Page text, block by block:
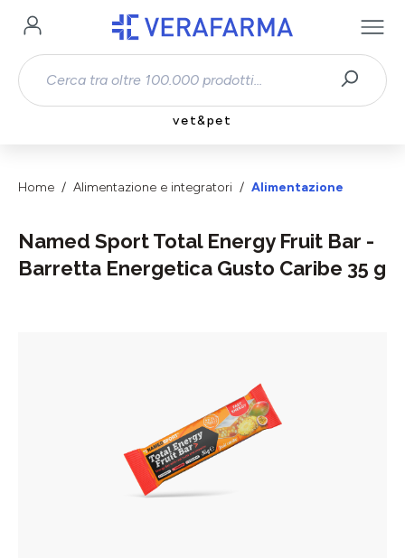
Passa al contenuto principale
vet&pet
Home Alimentazione e integratori Alimentazione
Named Sport Total Energy Fruit Bar -
Barretta Energetica Gusto Caribe 35 g